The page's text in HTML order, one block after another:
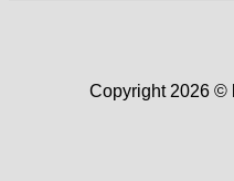
Copyright 2026 ©